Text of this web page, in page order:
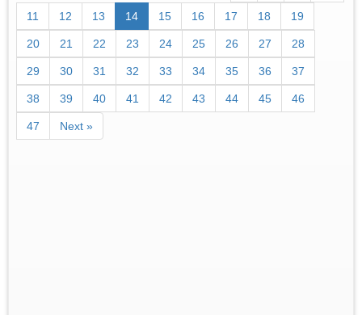
11 12 13 14 15 16 17 18 19
20 21 22 23 24 25 26 27 28
29 30 31 32 33 34 35 36 37
38 39 40 41 42 43 44 45 46
47 Next »